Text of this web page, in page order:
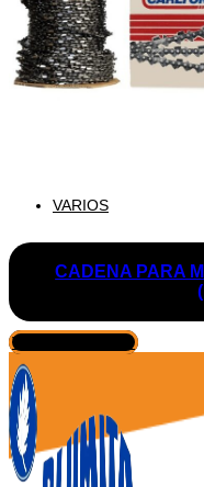
VARIOS
CADENA PARA
VER PRODUCTO